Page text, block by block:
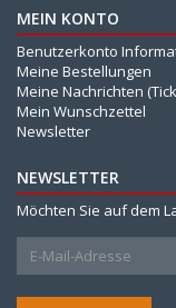
MEIN KONTO
Benutzerkonto
Meine Bestellungen
Meine Nachrichten
Mein Wunschzettel
Newsletter
NEWSLETTER
Möchten Sie auf dem